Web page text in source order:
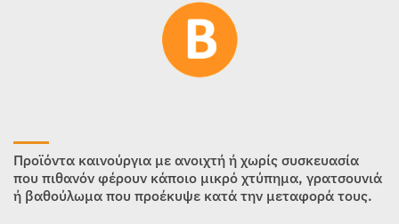
Προϊόντα καινούργια με ανοιχτή ή χωρίς συσκευασία
που πιθανόν φέρουν κάποιο μικρό χτύπημα, γρατσουνιά
ή βαθούλωμα που προέκυψε κατά την μεταφορά τους.